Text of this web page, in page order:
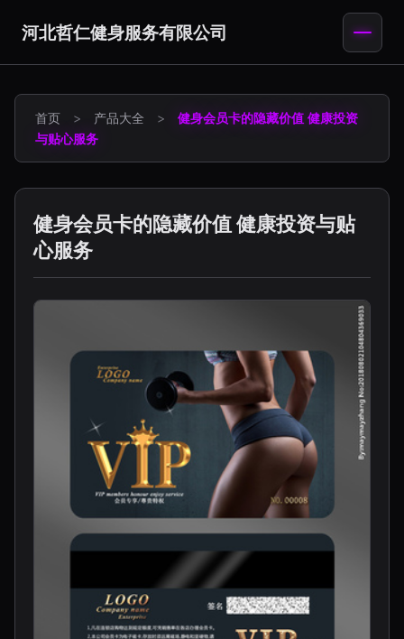
河北哲仁健身服务有限公司
首页 > 产品大全 >
健身会员卡的隐藏价值 健康投资
与贴心服务
健身会员卡的隐藏价值 健康投资与贴
心服务